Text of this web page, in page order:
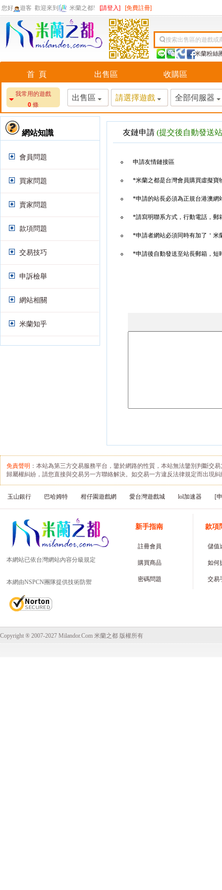
您好 遊客 歡迎來到 米蘭之都! [請登入] [免費註冊]
搜索出售區的遊戲或
米蘭粉絲
首 頁 出售區 收購區
我常用的遊戲
0 條
出售區 請選擇遊戲 全部伺服器
網站知識
會員問題
買家問題
賣家問題
款項問題
交易技巧
申訴檢舉
網站相關
米蘭知乎
友鏈申請 (提交後自動發送
申請友情鏈接區
*米蘭之都是台灣會員購買虛擬寶
*申請的站長必須為正規台港澳網
*請寫明聯系方式，行動電話，郵
*申請者網站必須同時有加了＇米
*申請後自動發送至站長郵箱，短
免責聲明 ：本站為第三方交易服務平台，鑒於網路的性質，本站無法鑒別判斷交
歸屬權糾紛，請您直接與交易另一方聯絡解決。如交易一方違反法律規定而出現
玉山銀行 巴哈姆特 柑仔園遊戲網 愛台灣遊戲城 lol加速器 [
本網站已依台灣網站內容分級規定
本網由NSPCN團隊提供技術防禦
新手指南
註冊會員
購買商品
密碼問題
款項
儲值
如何
交易
Copyright ® 2007-2027 Milandor.Com 米蘭之都 版權所有